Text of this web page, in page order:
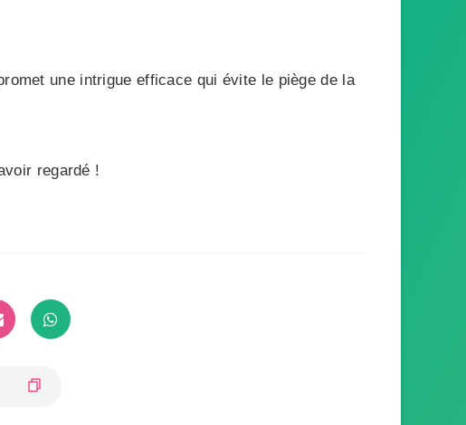
une intrigue efficace qui évite le piège de la
regardé !